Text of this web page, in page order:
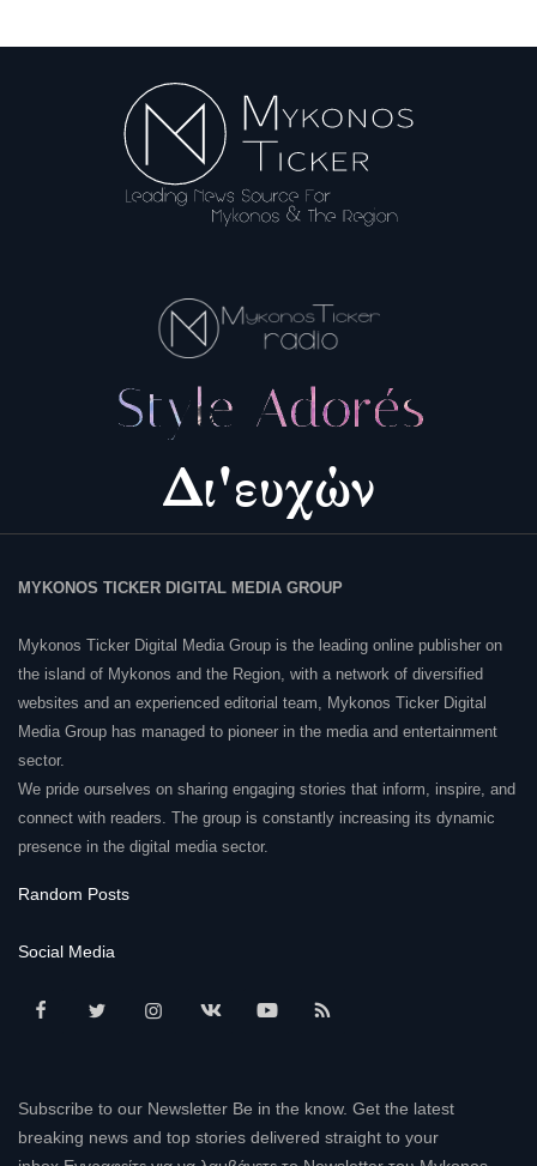
MYKONOS TICKER DIGITAL MEDIA GROUP
Mykonos Ticker Digital Media Group is the leading online publisher on
the island of Mykonos and the Region, with a network of diversified
websites and an experienced editorial team, Mykonos Ticker Digital
Media Group has managed to pioneer in the media and entertainment
sector.
We pride ourselves on sharing engaging stories that inform, inspire, and
connect with readers. The group is constantly increasing its dynamic
presence in the digital media sector.
Random Posts
Social Media
Subscribe to our Newsletter Be in the know. Get the latest
breaking news and top stories delivered straight to your